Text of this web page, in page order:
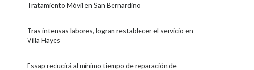
Tratamiento Móvil en San Bernardino
Tras intensas labores, logran restablecer el servicio en
Villa Hayes
Essap reducirá al mínimo tiempo de reparación de